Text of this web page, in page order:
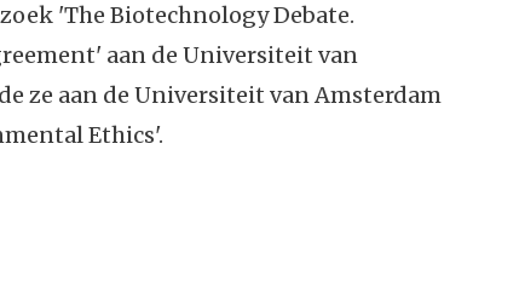
'The Biotechnology Debate.
aan de Universiteit van
ze aan de Universiteit van Amsterdam
Ethics'.